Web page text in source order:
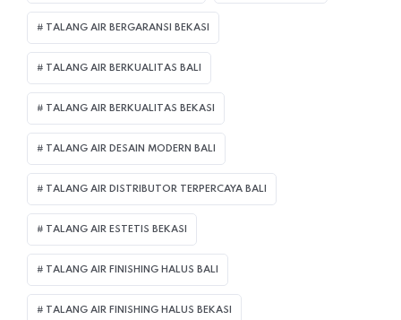
TALANG AIR BERGARANSI BEKASI
TALANG AIR BERKUALITAS BALI
TALANG AIR BERKUALITAS BEKASI
TALANG AIR DESAIN MODERN BALI
TALANG AIR DISTRIBUTOR TERPERCAYA BALI
TALANG AIR ESTETIS BEKASI
TALANG AIR FINISHING HALUS BALI
TALANG AIR FINISHING HALUS BEKASI